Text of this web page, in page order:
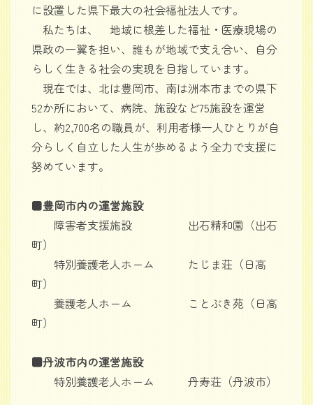
に設置した県下最大の社会福祉法人です。
私たちは、 地域に根差した福祉・医療現場の
県政の一翼を担い、誰もが地域で支え合い、自分
らしく生きる社会の実現を目指しています。
現在では、北は豊岡市、南は洲本市までの県下
52か所において、病院、施設など75施設を運営
し、約2,700名の職員が、利用者様一人ひとりが自
分らしく自立した人生が歩めるよう全力で支援に
努めています。
■豊岡市内の運営施設
障害者支援施設 出石精和園（出石
町）
特別養護老人ホーム たじま荘（日高
町）
養護老人ホーム ことぶき苑（日高
町）
■丹波市内の運営施設
特別養護老人ホーム 丹寿荘（丹波市）